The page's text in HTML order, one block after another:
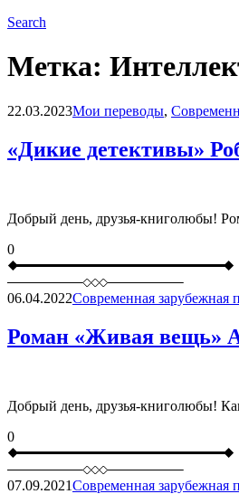
Search
Метка:
Blog
22.03.2023Мои переводы,
«Дикие детективы»
Добрый день, друзья-книголюбы!
0
06.04.2022Современная зарубежная
Роман «Живая вещь»
Добрый день, друзья-книголюбы!
0
07.09.2021Современная зарубежная